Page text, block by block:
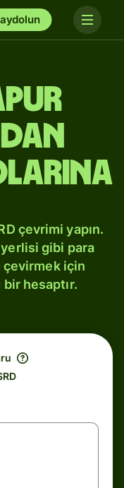
çevrimi yapın.
gibi para
çevirmek için
bir hesaptır.